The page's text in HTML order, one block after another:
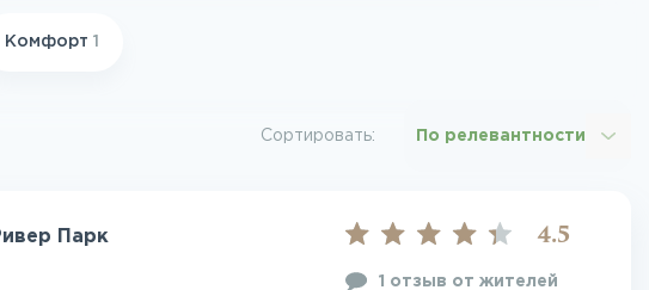
Комфорт 1
Сортировать: По релевантности
Парк 4.5
1 отзыв от жителей